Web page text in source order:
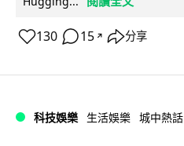
130 15 ↗ 分享
科技娛樂 生活娛樂 城中熱話